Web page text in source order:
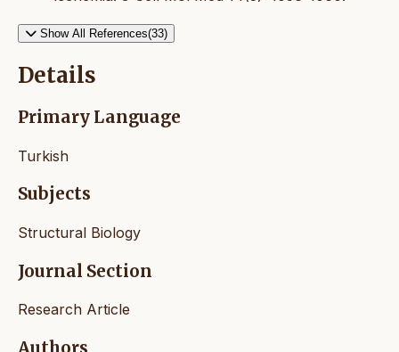
Show All References(33)
Details
Primary Language
Turkish
Subjects
Structural Biology
Journal Section
Research Article